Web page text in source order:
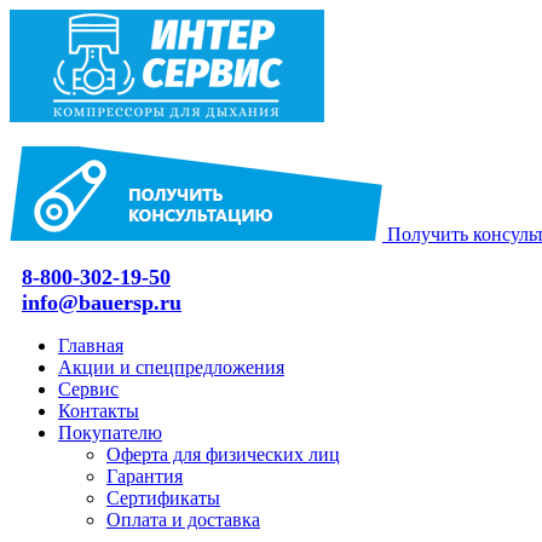
Получить
8-800-302-19-50
info@bauersp.ru
Главная
Акции и спецпредложения
Сервис
Контакты
Покупателю
Оферта для физических лиц
Гарантия
Сертификаты
Оплата и доставка